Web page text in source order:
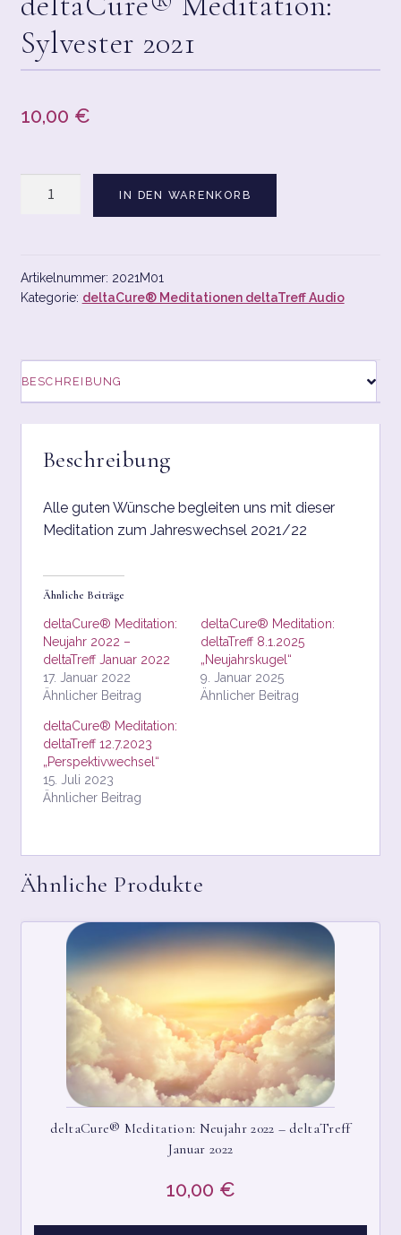
CART
CONTACT
CONTACT LAYOUT 2
DATENSCHUTZERKLÄRUNG
IMPRESSUM/DATENSCHUTZ
KASSE
MEIN KONTO
RTL TESTED
SHOP
SHOP
STARTSEITE
TEAM
Sylvester 2021
10,00 €
Menge
IN DEN WARENKORB
Artikelnummer: 2021M01
Kategorie: deltaCure® Meditationen deltaTreff Audio
BESCHREIBUNG
Beschreibung
Alle guten Wünsche begleiten uns mit dieser
Meditation zum Jahreswechsel 2021/22
Ähnliche Beiträge
deltaCure® Meditation:
Neujahr 2022 –
deltaTreff Januar 2022
17. Januar 2022
Ähnlicher Beitrag
deltaCure® Meditation:
deltaTreff 8.1.2025
„Neujahrskugel“
9. Januar 2025
Ähnlicher Beitrag
deltaCure® Meditation:
deltaTreff 12.7.2023
„Perspektivwechsel“
15. Juli 2023
Ähnlicher Beitrag
Ähnliche Produkte
deltaCure® Meditation: Neujahr 2022 – deltaTreff
Januar 2022
10,00 €